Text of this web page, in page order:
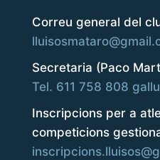
Correu general del
Secretaria (Paco
Tel. 611 758 808
Inscripcions per a
competicions